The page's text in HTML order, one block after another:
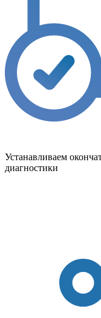
Устанавливаем
диагностики